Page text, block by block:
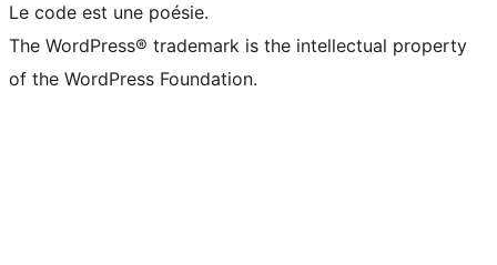
Le code est une poésie.
The WordPress® trademark is the intellectual property
of the WordPress Foundation.